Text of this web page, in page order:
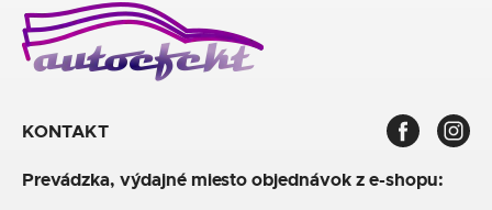
KONTAKT
Prevádzka, výdajné miesto objednávok z e-shopu: